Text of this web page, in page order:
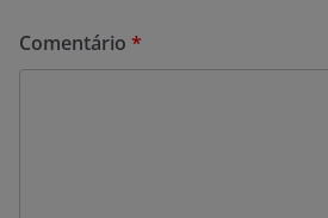
Comentário *